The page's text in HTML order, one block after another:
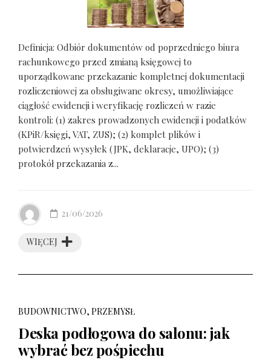
Definicja: Odbiór dokumentów od poprzedniego biura
rachunkowego przed zmianą księgowej to
uporządkowane przekazanie kompletnej dokumentacji
rozliczeniowej za obsługiwane okresy, umożliwiające
ciągłość ewidencji i weryfikację rozliczeń w razie
kontroli: (1) zakres prowadzonych ewidencji i podatków
(KPiR/księgi, VAT, ZUS); (2) komplet plików i
potwierdzeń wysyłek (JPK, deklaracje, UPO); (3)
protokół przekazania z...
WIĘCEJ
21/06/2026
BUDOWNICTWO, PRZEMYSŁ
Deska podłogowa do salonu: jak
wybrać bez pośpiechu